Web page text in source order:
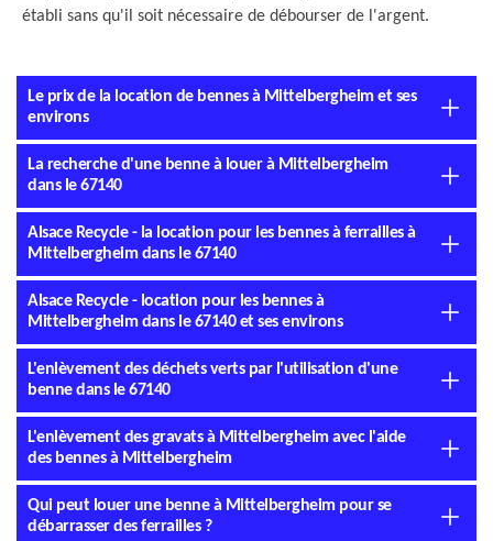
établi sans qu'il soit nécessaire de débourser de l'argent.
Le prix de la location de bennes à Mittelbergheim et ses
environs
La recherche d'une benne à louer à Mittelbergheim
dans le 67140
Alsace Recycle - la location pour les bennes à ferrailles à
Mittelbergheim dans le 67140
Alsace Recycle - location pour les bennes à
Mittelbergheim dans le 67140 et ses environs
L'enlèvement des déchets verts par l'utilisation d'une
benne dans le 67140
L'enlèvement des gravats à Mittelbergheim avec l'aide
des bennes à Mittelbergheim
Qui peut louer une benne à Mittelbergheim pour se
débarrasser des ferrailles ?